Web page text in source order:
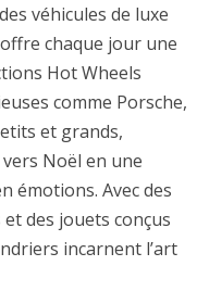
véhicules de luxe
chaque jour une
Hot Wheels
comme Porsche,
et grands,
Noël en une
émotions. Avec des
des jouets conçus
incarnent l’art